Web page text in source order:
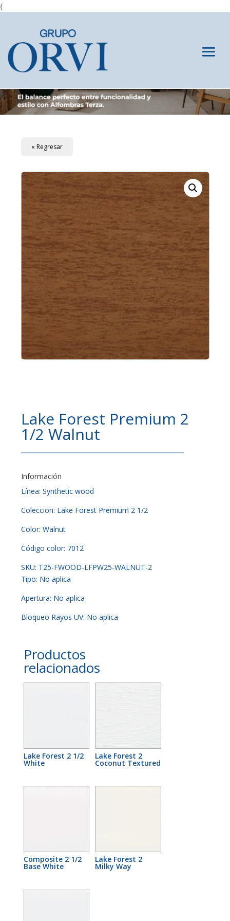
{
« Regresar
Lake Forest Premium 2
1/2 Walnut
Información
Línea: Synthetic wood
Coleccion: Lake Forest Premium 2 1/2
Color: Walnut
Código color: 7012
SKU: T25-FWOOD-LFPW25-WALNUT-2
Tipo: No aplica
Apertura: No aplica
Bloqueo Rayos UV: No aplica
Productos
relacionados
Lake Forest 2 1/2
White
Lake Forest 2
Coconut Textured
Composite 2 1/2
Base White
Lake Forest 2
Milky Way